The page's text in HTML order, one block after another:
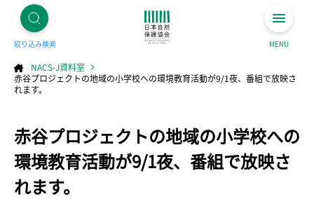
絞り込み検索 MENU
NACS-J資料室
赤谷プロジェクトの地域の小学校への環境教育活動が9/1夜、番組で放映さ
れます。
赤谷プロジェクトの地域の小学校への
環境教育活動が9/1夜、番組で放映さ
れます。